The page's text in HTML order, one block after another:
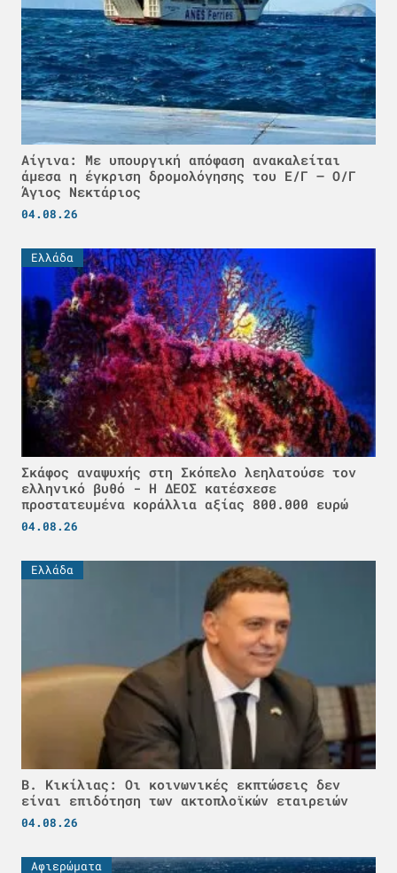
Αίγινα: Με υπουργική απόφαση ανακαλείται
άμεσα η έγκριση δρομολόγησης του Ε/Γ – Ο/Γ
Άγιος Νεκτάριος
04.08.26
Ελλάδα
Σκάφος αναψυχής στη Σκόπελο λεηλατούσε τον
ελληνικό βυθό - H ΔΕΟΣ κατέσχεσε
προστατευμένα κοράλλια αξίας 800.000 ευρώ
04.08.26
Ελλάδα
Β. Κικίλιας: Οι κοινωνικές εκπτώσεις δεν
είναι επιδότηση των ακτοπλοϊκών εταιρειών
04.08.26
Αφιερώματα